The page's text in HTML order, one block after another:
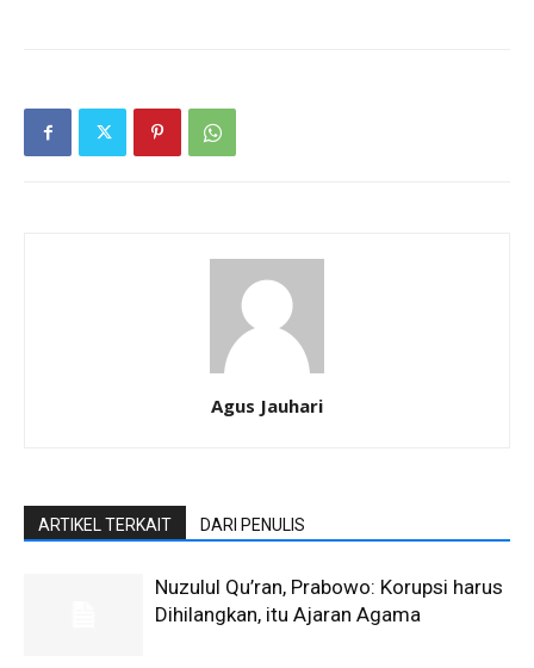
Agus Jauhari
ARTIKEL TERKAIT DARI PENULIS
Nuzulul Qu’ran, Prabowo: Korupsi harus
Dihilangkan, itu Ajaran Agama